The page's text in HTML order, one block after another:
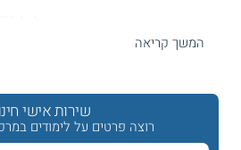
עזרנו גם לך? דרג אותנו:
מכללות אקדמיות בתל אביב והמרכז
המשך קריאה
שירות אישי
רוצה פרטים על לימודים